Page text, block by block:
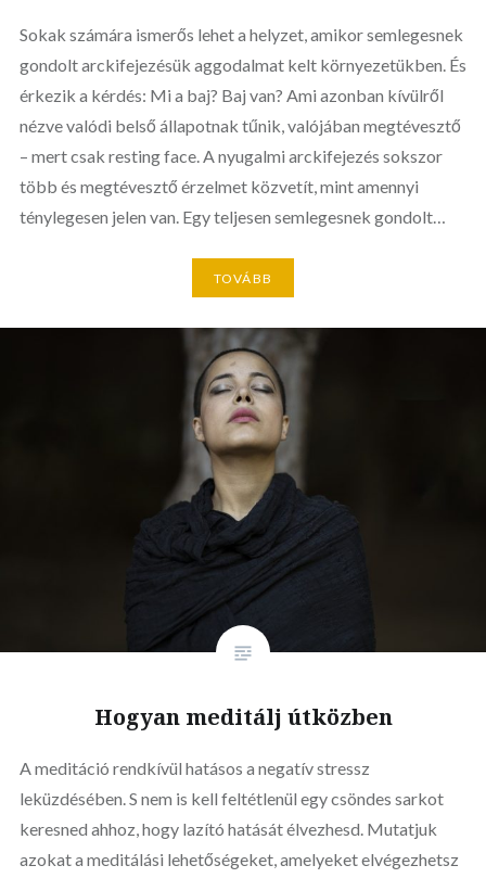
Sokak számára ismerős lehet a helyzet, amikor semlegesnek
gondolt arckifejezésük aggodalmat kelt környezetükben. És
érkezik a kérdés: Mi a baj? Baj van? Ami azonban kívülről
nézve valódi belső állapotnak tűnik, valójában megtévesztő
– mert csak resting face. A nyugalmi arckifejezés sokszor
több és megtévesztő érzelmet közvetít, mint amennyi
ténylegesen jelen van. Egy teljesen semlegesnek gondolt…
TOVÁBB
Hogyan meditálj útközben
A meditáció rendkívül hatásos a negatív stressz
leküzdésében. S nem is kell feltétlenül egy csöndes sarkot
keresned ahhoz, hogy lazító hatását élvezhesd. Mutatjuk
azokat a meditálási lehetőségeket, amelyeket elvégezhetsz